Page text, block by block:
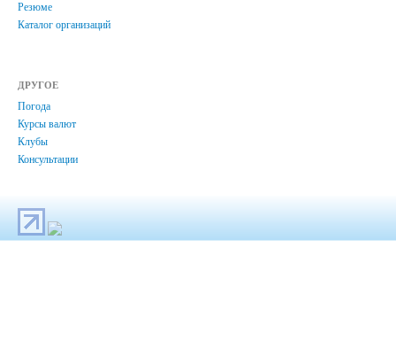
Резюме
Каталог организаций
ДРУГОЕ
Погода
Курсы валют
Клубы
Консультации